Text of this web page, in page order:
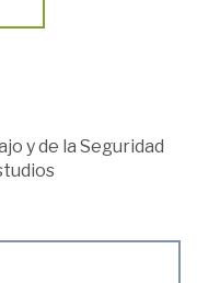
y de la Seguridad